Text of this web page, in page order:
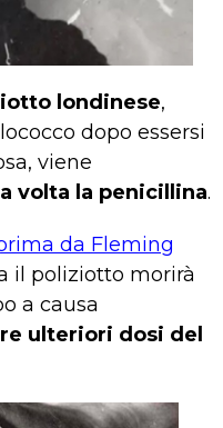
londinese,
dopo essersi
viene
volta la penicillina.
da Fleming
il poliziotto morirà
a causa
ulteriori dosi del